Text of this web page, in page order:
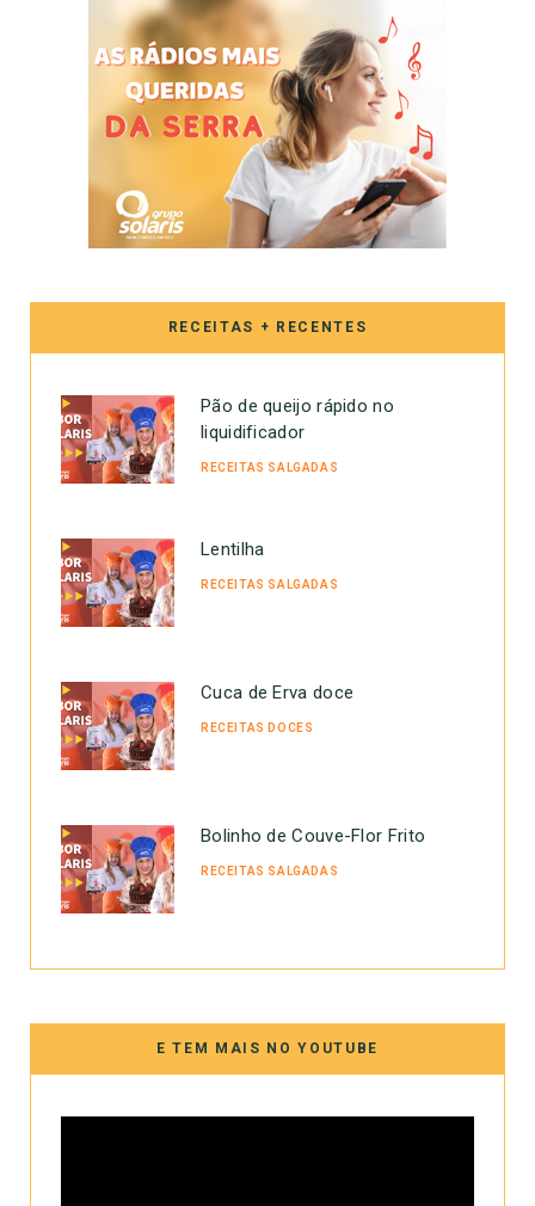
RECEITAS + RECENTES
Pão de queijo rápido no
liquidificador
RECEITAS SALGADAS
Lentilha
RECEITAS SALGADAS
Cuca de Erva doce
RECEITAS DOCES
Bolinho de Couve-Flor Frito
RECEITAS SALGADAS
E TEM MAIS NO YOUTUBE